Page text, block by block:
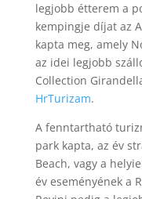
legjobb étterem a
kempingje díjat az
kapta meg, amely
az idei legjobb
Collection
HrTurizam.
A fenntartható
park kapta, az év
Beach, vagy a
év eseményének a